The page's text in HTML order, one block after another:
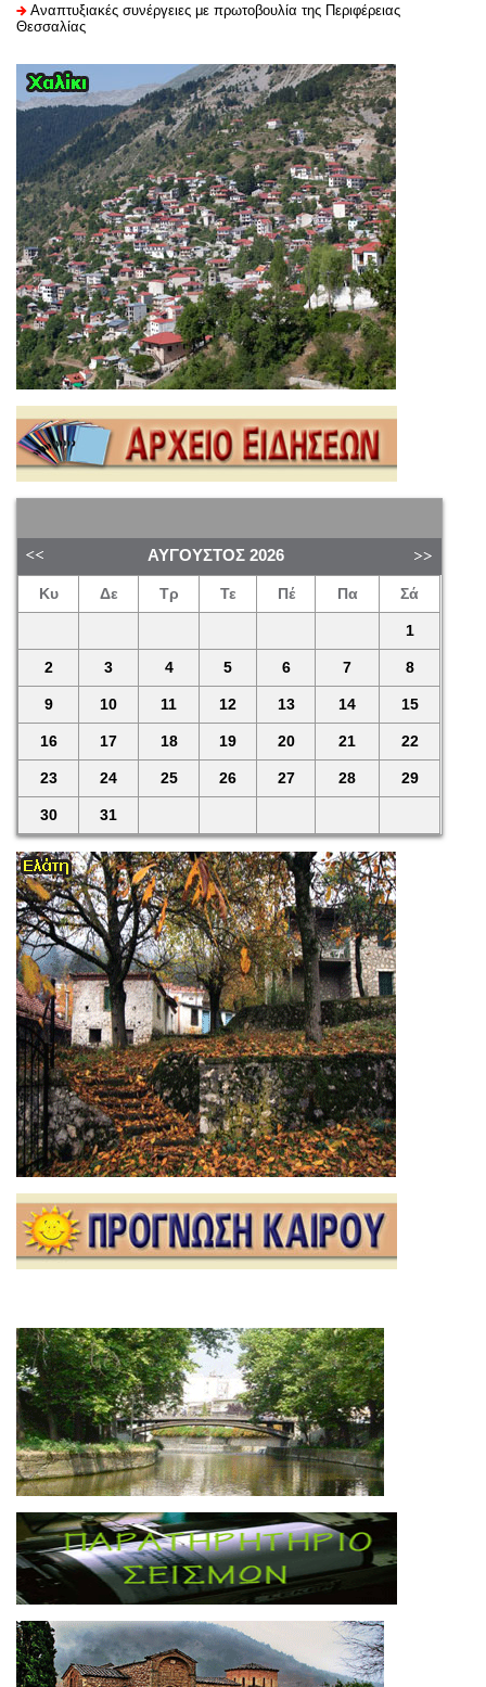
Αναπτυξιακές συνέργειες με πρωτοβουλία της Περιφέρειας
Θεσσαλίας
ΑΎΓΟΥΣΤΟΣ 2026
Κυ Δε Τρ Τε Πέ Πα Σά
1
2 3 4 5 6 7 8
9 10 11 12 13 14 15
16 17 18 19 20 21 22
23 24 25 26 27 28 29
30 31